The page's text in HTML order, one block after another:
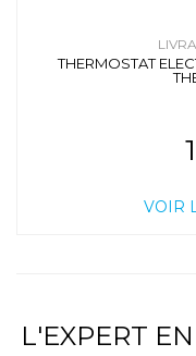
THERMOSTAT
VOIR
L'EXPERT